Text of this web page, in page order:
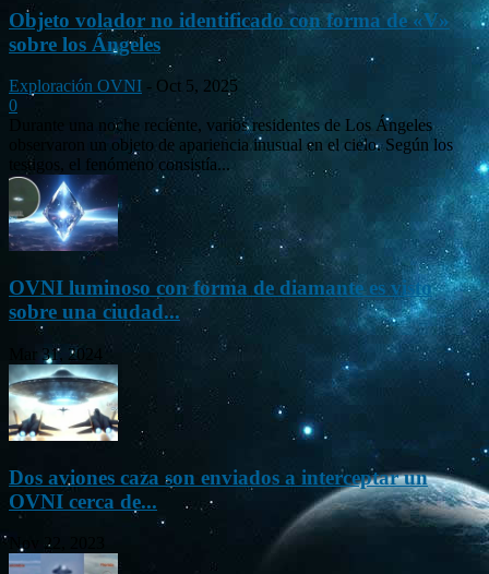
Objeto volador no identificado con forma de «V»
sobre los Ángeles
Exploración OVNI - Oct 5, 2025
0
Durante una noche reciente, varios residentes de Los Ángeles
observaron un objeto de apariencia inusual en el cielo. Según los
testigos, el fenómeno consistía...
OVNI luminoso con forma de diamante es visto
sobre una ciudad...
Mar 31, 2024
Dos aviones caza son enviados a interceptar un
OVNI cerca de...
Nov 22, 2023